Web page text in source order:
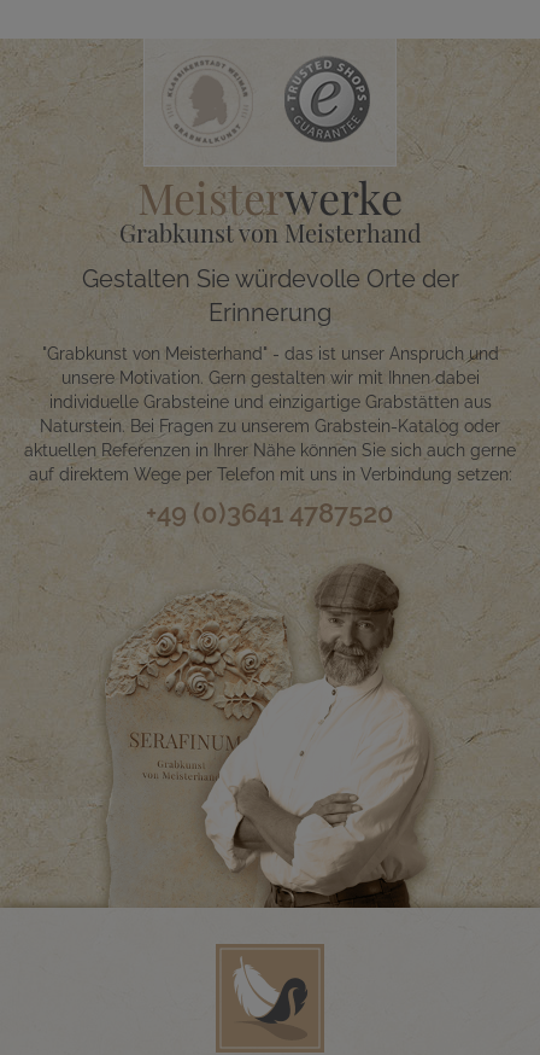
Meisterwerke
Grabkunst von Meisterhand
Gestalten Sie würdevolle Orte der
Erinnerung
"Grabkunst von Meisterhand" - das ist unser Anspruch und
unsere Motivation. Gern gestalten wir mit Ihnen dabei
individuelle Grabsteine und einzigartige Grabstätten aus
Naturstein. Bei Fragen zu unserem Grabstein-Katalog oder
aktuellen Referenzen in Ihrer Nähe können Sie sich auch gerne
auf direktem Wege per Telefon mit uns in Verbindung setzen:
+49 (0)3641 4787520